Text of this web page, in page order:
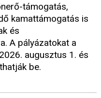
támogatás,
kamattámogatás is
és
A pályázatokat a
augusztus 1. és
be.